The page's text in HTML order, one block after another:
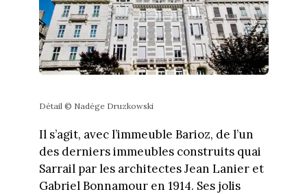
Détail © Nadège Druzkowski
Il s’agit, avec l’immeuble Barioz, de l’un
des derniers immeubles construits quai
Sarrail par les architectes Jean Lanier et
Gabriel Bonnamour en 1914. Ses jolis